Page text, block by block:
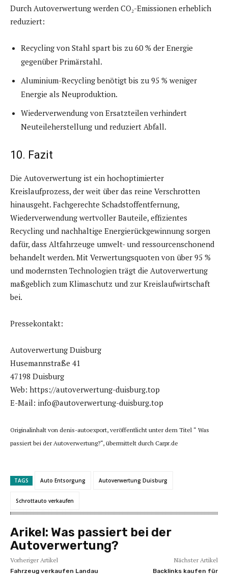
Durch Autoverwertung werden CO₂-Emissionen erheblich
reduziert:
Recycling von Stahl spart bis zu 60 % der Energie
gegenüber Primärstahl.
Aluminium-Recycling benötigt bis zu 95 % weniger
Energie als Neuproduktion.
Wiederverwendung von Ersatzteilen verhindert
Neuteileherstellung und reduziert Abfall.
10. Fazit
Die Autoverwertung ist ein hochoptimierter
Kreislaufprozess, der weit über das reine Verschrotten
hinausgeht. Fachgerechte Schadstoffentfernung,
Wiederverwendung wertvoller Bauteile, effizientes
Recycling und nachhaltige Energierückgewinnung sorgen
dafür, dass Altfahrzeuge umwelt- und ressourcenschonend
behandelt werden. Mit Verwertungsquoten von über 95 %
und modernsten Technologien trägt die Autoverwertung
maßgeblich zum Klimaschutz und zur Kreislaufwirtschaft
bei.
Pressekontakt:
Autoverwertung Duisburg
Husemannstraße 41
47198 Duisburg
Web: https://autoverwertung-duisburg.top
E-Mail: info@autoverwertung-duisburg.top
Originalinhalt von denis-autoexport, veröffentlicht unter dem Titel “ Was
passiert bei der Autoverwertung?“, übermittelt durch Carpr.de
TAGS Auto Entsorgung Autoverwertung Duisburg
Schrottauto verkaufen
Arikel: Was passiert bei der
Autoverwertung?
Vorheriger Artikel
Fahrzeug verkaufen Landau
Nächster Artikel
Backlinks kaufen für